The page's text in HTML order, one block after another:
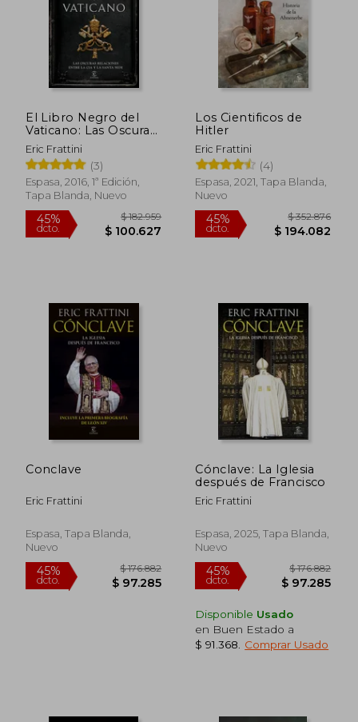
45%
dcto.
45%
dcto.
El Libro Negro del
Vaticano: Las Oscuras
Relaciones Entre la
cia y la Santa Sede
Eric Frattini
(3)
Espasa, 2016, 1ª Edición,
Tapa Blanda, Nuevo
45% $ 182.959
Los Cientificos de
Hitler
Eric Frattini
(4)
Espasa, 2021, Tapa Blanda,
Nuevo
45%
Conclave
Eric Frattini
Espasa, Tapa Blanda,
Nuevo
Cónclave: La Iglesia
después de Francisco
Eric Frattini
Espasa, 2025, Tapa Blanda,
Nuevo
Disponible Usado
en Buen Estado a
$ 91.368
Comprar Usado